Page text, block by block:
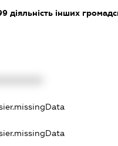
діяльність інших